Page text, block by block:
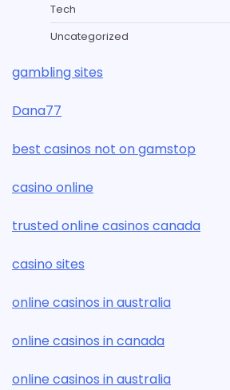
Tech
Uncategorized
gambling sites
Dana77
best casinos not on gamstop
casino online
trusted online casinos canada
casino sites
online casinos in australia
online casinos in canada
online casinos in australia